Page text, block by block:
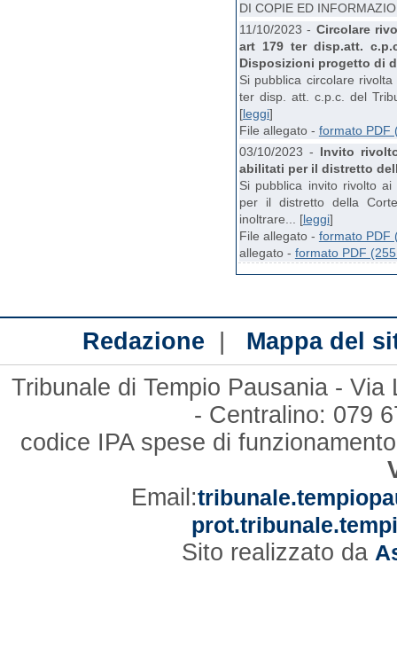
DI COPIE ED
11/10/2023 - Circolare
art 179 ter disp.att.
Disposizioni progetto di
Si pubblica circolare
ter disp. att. c.p.c. del
[leggi]
File allegato - formato PDF
03/10/2023 - Invito
abilitati per il distretto
Si pubblica invito rivolto
per il distretto della
inoltrare... [leggi]
File allegato - formato PDF
allegato - formato PDF
Redazione | Mappa del
Tribunale di Tempio Pausania -
- Centralino: 079
codice IPA spese di
Email:
Sito realizzato da